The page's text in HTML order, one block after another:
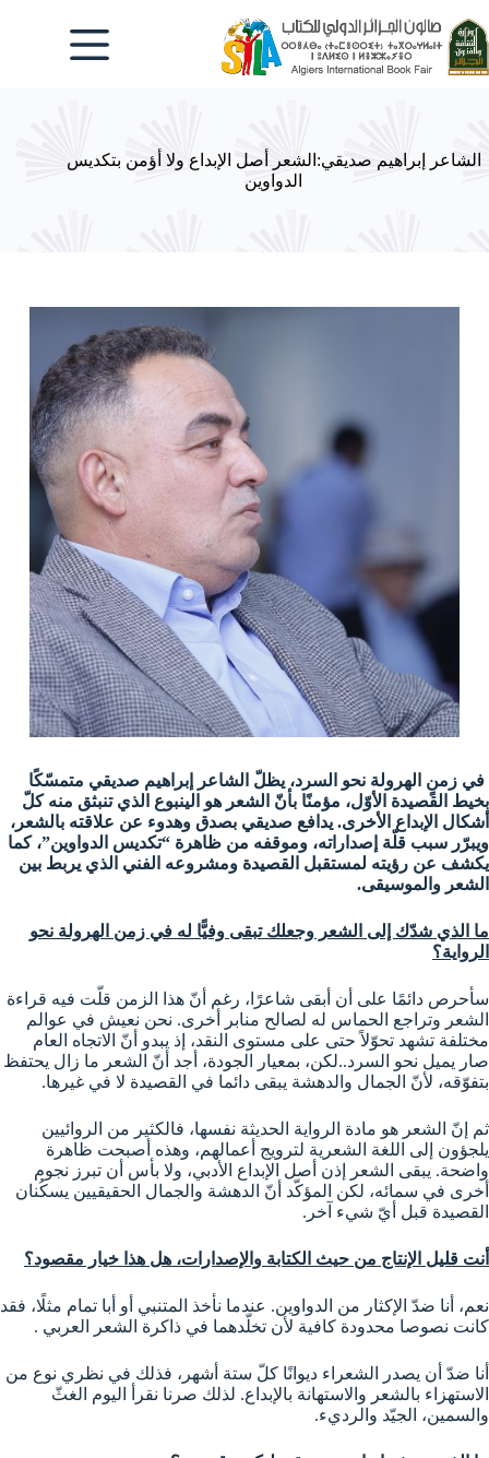
إلى
المحتوى
الشاعر إبراهيم صديقي:الشعر أصل الإبداع ولا أؤمن بتكديس
الدواوين
في زمنٍ الهرولة نحو السرد، يظلّ الشاعر إبراهيم صديقي متمسّكًا
بخيط القصيدة الأوّل، مؤمنًا بأنّ الشعر هو الينبوع الذي تنبثق منه كلّ
أشكال الإبداع الأخرى. يدافع صديقي بصدق وهدوء عن علاقته بالشعر،
ويبرّر سبب قلّة إصداراته، وموقفه من ظاهرة “تكديس الدواوين”، كما
يكشف عن رؤيته لمستقبل القصيدة ومشروعه الفني الذي يربط بين
الشعر والموسيقى.
ما الذي شدّك إلى الشعر وجعلك تبقى وفيًّا له في زمن الهرولة نحو
الرواية؟
سأحرص دائمًا على أن أبقى شاعرًا، رغم أنّ هذا الزمن قلّت فيه قراءة
الشعر وتراجع الحماس له لصالح منابر أخرى. نحن نعيش في عوالم
مختلفة تشهد تحوّلاً حتى على مستوى النقد، إذ يبدو أنّ الاتجاه العام
صار يميل نحو السرد..لكن، بمعيار الجودة، أجد أنّ الشعر ما زال يحتفظ
بتفوّقه، لأنّ الجمال والدهشة يبقى دائما في القصيدة لا في غيرها.
ثم إنّ الشعر هو مادة الرواية الحديثة نفسها، فالكثير من الروائيين
يلجؤون إلى اللغة الشعرية لترويج أعمالهم، وهذه أصبحت ظاهرة
واضحة. يبقى الشعر إذن أصل الإبداع الأدبي، ولا بأس أن تبرز نجوم
أخرى في سمائه، لكن المؤكّد أنّ الدهشة والجمال الحقيقيين يسكُنان
القصيدة قبل أيّ شيء آخر.
أنت قليل الإنتاج من حيث الكتابة والإصدارات، هل هذا خيار مقصود؟
نعم، أنا ضدّ الإكثار من الدواوين. عندما نأخذ المتنبي أو أبا تمام مثلًا، فقد
كانت نصوصا محدودة كافية لأن تخلّدهما في ذاكرة الشعر العربي .
أنا ضدّ أن يصدر الشعراء ديوانًا كلّ ستة أشهر، فذلك في نظري نوع من
الاستهزاء بالشعر والاستهانة بالإبداع. لذلك صرنا نقرأ اليوم الغثّ
والسمين، الجيّد والرديء.